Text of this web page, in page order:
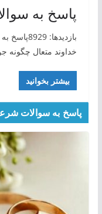
پاسخ به
خداوند متعال چگونه
بیشتر بخوانید
پاسخ به سوالات